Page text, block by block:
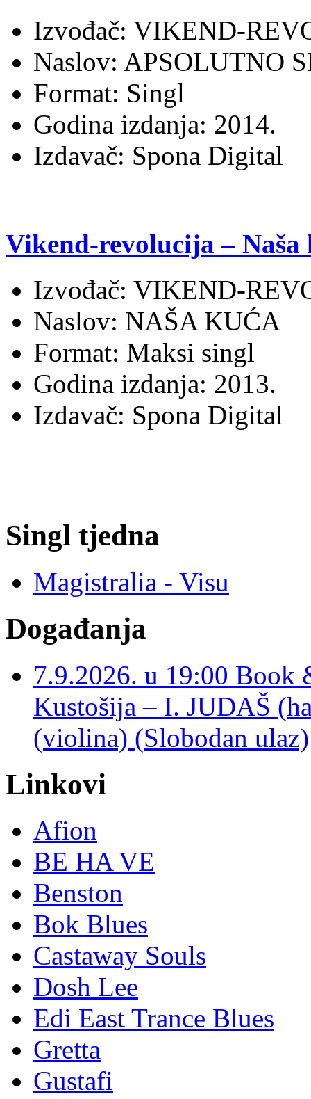
Izvođač: VIKEND-
Naslov: APSOLUTNO
Format: Singl
Godina izdanja: 2014.
Izdavač: Spona Digital
Vikend-revolucija – Naša
Izvođač: VIKEND-
Naslov: NAŠA KUĆA
Format: Maksi singl
Godina izdanja: 2013.
Izdavač: Spona Digital
Singl tjedna
Magistralia - Visu
Događanja
7.9.2026. u 19:00 Book
Kustošija – I. JUDAŠ
(violina) (Slobodan ulaz)
Linkovi
Afion
BE HA VE
Benston
Bok Blues
Castaway Souls
Dosh Lee
Edi East Trance Blues
Gretta
Gustafi